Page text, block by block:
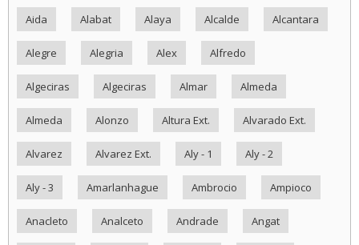
Aida Alabat Alaya Alcalde Alcantara
Alegre Alegria Alex Alfredo
Algeciras Algeciras Almar Almeda
Almeda Alonzo Altura Ext. Alvarado Ext.
Alvarez Alvarez Ext. Aly - 1 Aly - 2
Aly - 3 Amarlanhague Ambrocio Ampioco
Anacleto Analceto Andrade Angat